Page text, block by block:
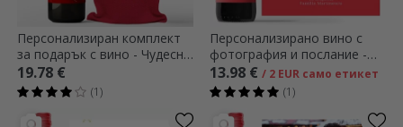
Персонализиран комплект
за подарък с вино - Чудесно
прекарано време
19.78 €
(1)
Персонализирано вино с
фотография и послание -
Семейни моменти
13.98 € / 2 EUR само етикет
(1)